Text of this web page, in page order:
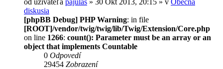
diskusia
[phpBB Debug] PHP Warning: in file
[ROOT]/vendor/twig/twig/lib/Twig/Extension/Core.php
on line 1266: count(): Parameter must be an array or an
object that implements Countable
0 Odpovedí
29454 Zobrazení